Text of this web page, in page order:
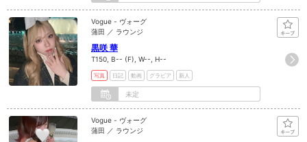
Vogue - ヴォーグ
蒲田 ／ ラウンジ
黒咲 華
T150, B-- (F), W--, H--
写真 日記 動画 グラビア 新人
未定
Vogue - ヴォーグ
蒲田 ／ ラウンジ